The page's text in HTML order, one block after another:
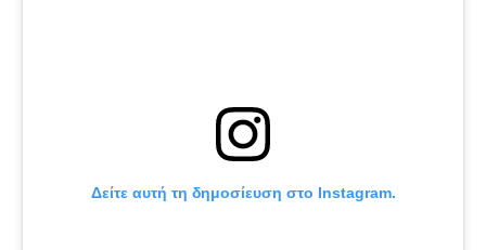
Δείτε αυτή τη δημοσίευση στο Instagram.